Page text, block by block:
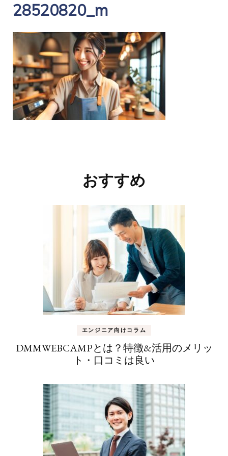
28520820_m
おすすめ
エンジニア向けコラム
DMMWEBCAMPとは？特徴&活用のメリッ
ト・口コミは良い